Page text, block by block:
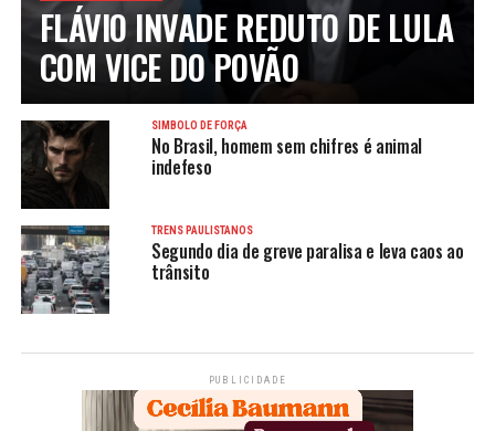
FLÁVIO INVADE REDUTO DE LULA
COM VICE DO POVÃO
SÍMBOLO DE FORÇA
No Brasil, homem sem chifres é animal
indefeso
TRENS PAULISTANOS
Segundo dia de greve paralisa e leva caos ao
trânsito
PUBLICIDADE